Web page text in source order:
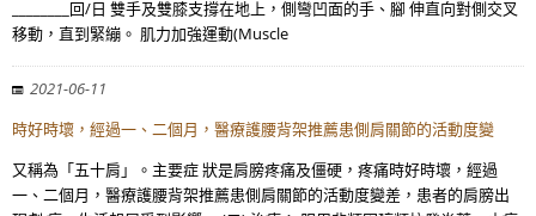
________回/日 雙手及雙膝支撐在地上，側彎凹面的手、腳 伸直向對側交叉
移動，直到緊繃。 肌力加強運動(Muscle
2021-06-11
時好時壞，經過一、二個月，醫療護腰背架推薦患側肩關節的活動度變
又稱為「五十肩」。主要症 狀是肩膀疼痛及僵硬，疼痛時好時壞，經過
一、二個月，醫療護腰背架推薦患側肩關節的活動度變差，患者的肩膀出